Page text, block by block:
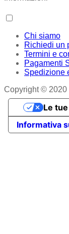
Chi siamo
Richiedi un
Termini e
Pagamenti
Spedizione
Copyright © 2020
Informativa
Le